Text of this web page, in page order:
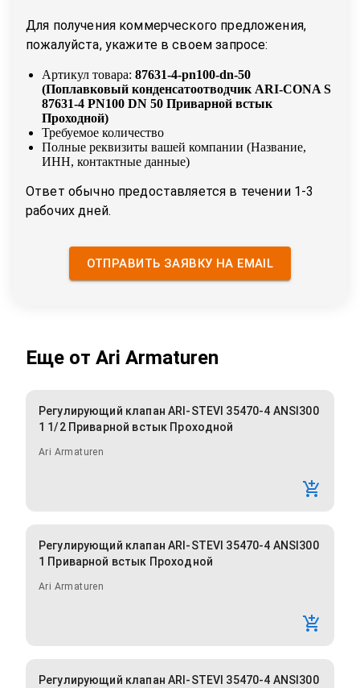
Для получения коммерческого предложения,
пожалуйста, укажите в своем запросе:
Артикул товара: 87631-4-pn100-dn-50
(Поплавковый конденсатоотводчик ARI-CONA S
87631-4 PN100 DN 50 Приварной встык
Проходной)
Требуемое количество
Полные реквизиты вашей компании (Название,
ИНН, контактные данные)
Ответ обычно предоставляется в течении 1-3
рабочих дней.
ОТПРАВИТЬ ЗАЯВКУ НА EMAIL
Еще от Ari Armaturen
Регулирующий клапан ARI-STEVI 35470-4 ANSI300
1 1/2 Приварной встык Проходной
Ari Armaturen
Регулирующий клапан ARI-STEVI 35470-4 ANSI300
1 Приварной встык Проходной
Ari Armaturen
Регулирующий клапан ARI-STEVI 35470-4 ANSI300